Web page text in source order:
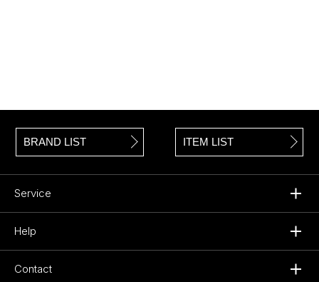
BRAND LIST ITEM LIST
Service
Help
Contact